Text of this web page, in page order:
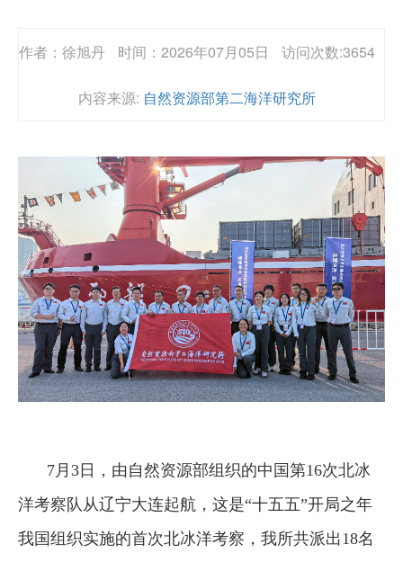
作者：徐旭丹 时间：2026年07月05日 访问次数:3654
内容来源: 自然资源部第二海洋研究所
7月3日，由自然资源部组织的中国第16次北冰
洋考察队从辽宁大连起航，这是“十五五”开局之年
我国组织实施的首次北冰洋考察，我所共派出18名